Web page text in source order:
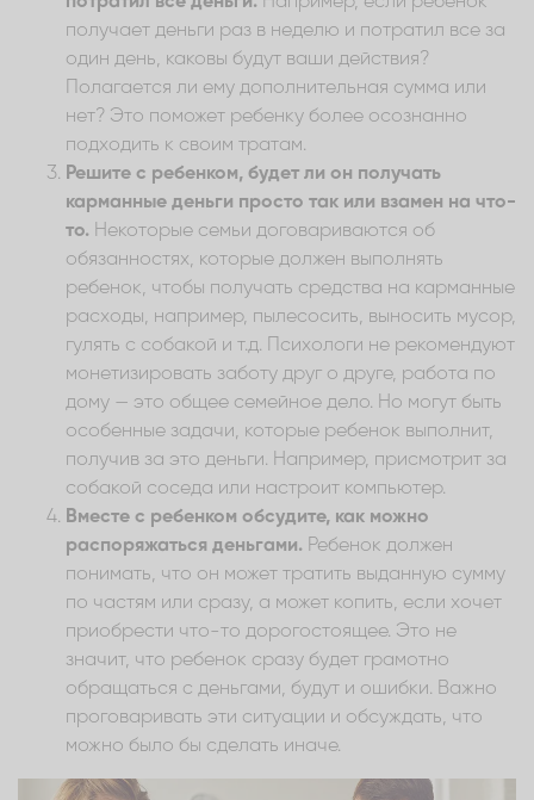
получает деньги раз в неделю и потратил все за
один день, каковы будут ваши действия?
Полагается ли ему дополнительная сумма или
нет? Это поможет ребенку более осознанно
подходить к своим тратам.
Решите с ребенком, будет ли он получать
карманные деньги просто так или взамен на что-
то. Некоторые семьи договариваются об
обязанностях, которые должен выполнять
ребенок, чтобы получать средства на карманные
расходы, например, пылесосить, выносить мусор,
гулять с собакой и т.д. Психологи не рекомендуют
монетизировать заботу друг о друге, работа по
дому — это общее семейное дело. Но могут быть
особенные задачи, которые ребенок выполнит,
получив за это деньги. Например, присмотрит за
собакой соседа или настроит компьютер.
Вместе с ребенком обсудите, как можно
распоряжаться деньгами. Ребенок должен
понимать, что он может тратить выданную сумму
по частям или сразу, а может копить, если хочет
приобрести что-то дорогостоящее. Это не
значит, что ребенок сразу будет грамотно
обращаться с деньгами, будут и ошибки. Важно
проговаривать эти ситуации и обсуждать, что
можно было бы сделать иначе.